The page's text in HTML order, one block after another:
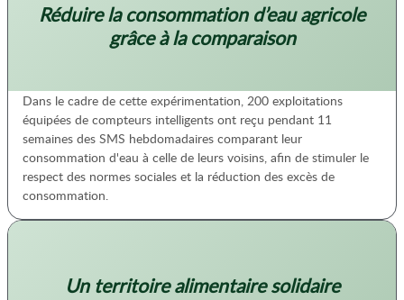
Réduire la consommation d’eau agricole
grâce à la comparaison
Dans le cadre de cette expérimentation, 200 exploitations
équipées de compteurs intelligents ont reçu pendant 11
semaines des SMS hebdomadaires comparant leur
consommation d'eau à celle de leurs voisins, afin de stimuler le
respect des normes sociales et la réduction des excès de
consommation.
Un territoire alimentaire solidaire